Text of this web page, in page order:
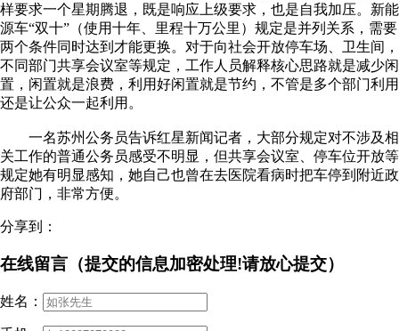
样要求一个星期腾退，既是响应上级要求，也是自我加压。新能
源车“双十”（使用十年、里程十万公里）规定是并列关系，需要
两个条件同时达到才能更换。对于向社会开放停车场、卫生间，
不同部门共享会议室等规定，工作人员解释核心思路就是减少闲
置，闲置就是浪费，利用好闲置就是节约，不管是多个部门利用
还是让公众一起利用。
一名苏州公务员告诉红星新闻记者，大部分规定对不涉及相
关工作的普通公务员感受不明显，但共享会议室、停车位开放等
规定她有明显感知，她自己也曾在去医院看病时把车停到附近政
府部门，非常方便。
分享到：
在线留言（提交的信息加密处理!请放心提交）
姓名：